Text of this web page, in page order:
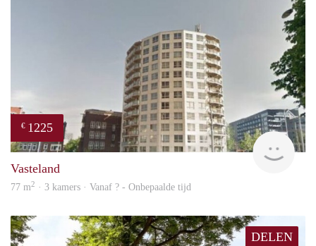
€ 1225
rent
Vasteland
77 m2 · 3 kamers · Vanaf ? - Onbepaalde tijd
DELEN